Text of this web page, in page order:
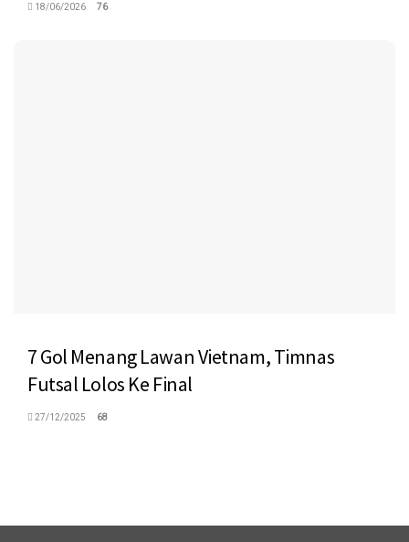
18/06/2026 76
7 Gol Menang Lawan Vietnam, Timnas
Futsal Lolos Ke Final
27/12/2025 68